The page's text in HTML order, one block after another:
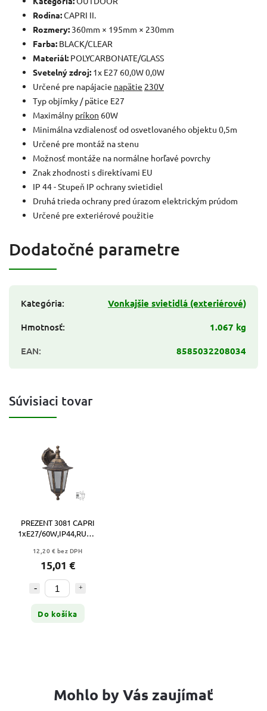
Rodina:CAPRI II.
Rozmery: 360mm × 195mm × 230mm
Farba: BLACK/CLEAR
Materiál: POLYCARBONATE/GLASS
Svetelný zdroj: 1x E27 60,0W 0,0W
Určené pre napájacie napätie 230V
Typ objímky / pätice E27
Maximálny príkon 60W
Minimálna vzdialenosť od osvetlovaného objektu 0,5m
Určené pre montáž na stenu
Možnosť montáže na normálne horľavé povrchy
Znak zhodnosti s direktívami EU
IP 44 - Stupeň IP ochrany svietidiel
Druhá trieda ochrany pred úrazom elektrickým prúdom
Určené pre exteriérové použitie
Dodatočné parametre
Kategória:
Vonkajšie svietidlá (exteriérové)
Hmotnosť:
1.067 kg
EAN: 8585032208034
Súvisiaci tovar
PREZENT 3081 CAPRI
1xE27/60W,IP44,RUSTIC/CLEAR,
12,20 € bez DPH
15,01 €
Do košíka
Mohlo by Vás zaujímať